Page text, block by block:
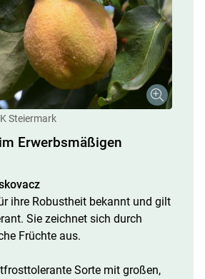
Steiermark
Erwerbsmäßigen
ihre Robustheit bekannt und gilt
Sie zeichnet sich durch
Früchte aus.
Sorte mit großen,